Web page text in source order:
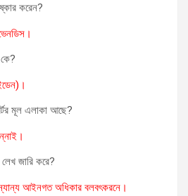
করেন?
মূল এলাকা আছে?
জারি করে?
আইনগত অধিকার বলবৎকরনে।